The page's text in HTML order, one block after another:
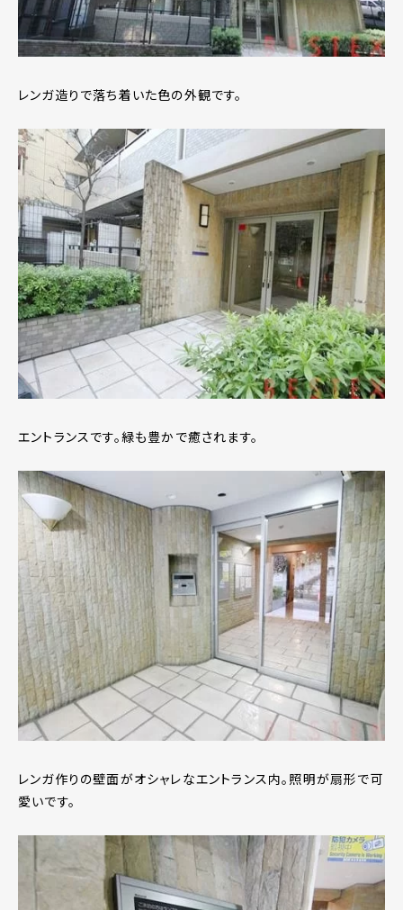
レンガ造りで落ち着いた色の外観です。
エントランスです。緑も豊かで癒されます。
レンガ作りの壁面がオシャレなエントランス内。照明が扇形で可
愛いです。